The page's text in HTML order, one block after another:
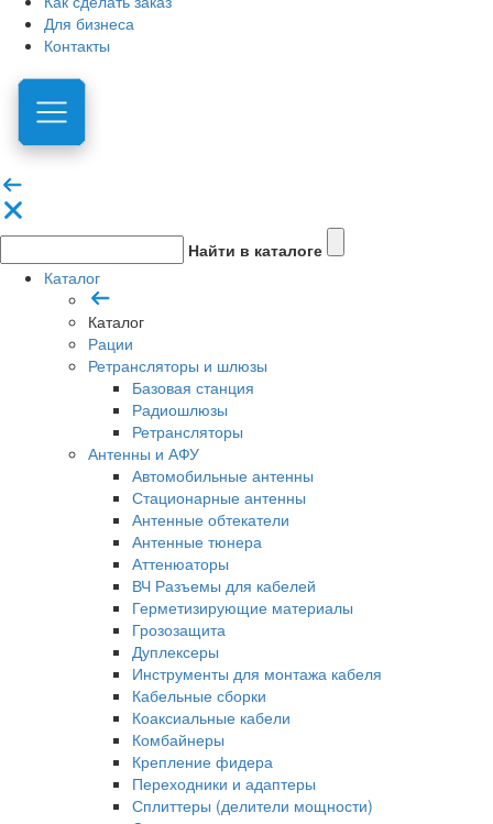
Для бизнеса
Контакты
Найти в каталоге
Каталог
Каталог
Рации
Ретрансляторы и шлюзы
Базовая станция
Радиошлюзы
Ретрансляторы
Антенны и АФУ
Автомобильные антенны
Стационарные антенны
Антенные обтекатели
Антенные тюнера
Аттенюаторы
ВЧ Разъемы для кабелей
Герметизирующие материалы
Грозозащита
Дуплексеры
Инструменты для монтажа кабеля
Кабельные сборки
Коаксиальные кабели
Комбайнеры
Крепление фидера
Переходники и адаптеры
Сплиттеры (делители мощности)